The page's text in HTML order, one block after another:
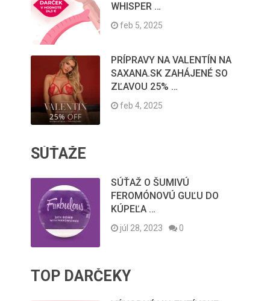
WHISPER …
feb 5, 2025
PRÍPRAVY NA VALENTÍN NA
SAXANA.SK ZAHÁJENÉ SO
ZĽAVOU 25% …
feb 4, 2025
SÚŤAŽE
SÚŤAŽ O ŠUMIVÚ
FEROMÓNOVÚ GUĽU DO
KÚPEĽA …
júl 28, 2023 0
TOP DARČEKY